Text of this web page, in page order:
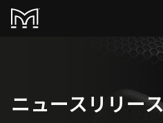
ニュースリリー